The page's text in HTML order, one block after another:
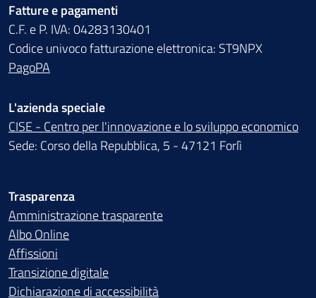
Fatture e pagamenti
C.F. e P. IVA: 04283130401
Codice univoco fatturazione elettronica: ST9NPX
PagoPA
L'azienda speciale
CISE - Centro per l'innovazione e lo sviluppo economico
Sede: Corso della Repubblica, 5 - 47121 Forlì
Trasparenza
Amministrazione trasparente
Albo Online
Affissioni
Transizione digitale
Dichiarazione di accessibilità